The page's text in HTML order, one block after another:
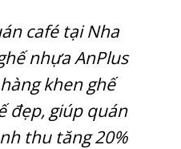
café tại Nha
nhựa AnPlus
khen ghế
đẹp, giúp quán
thu tăng 20%